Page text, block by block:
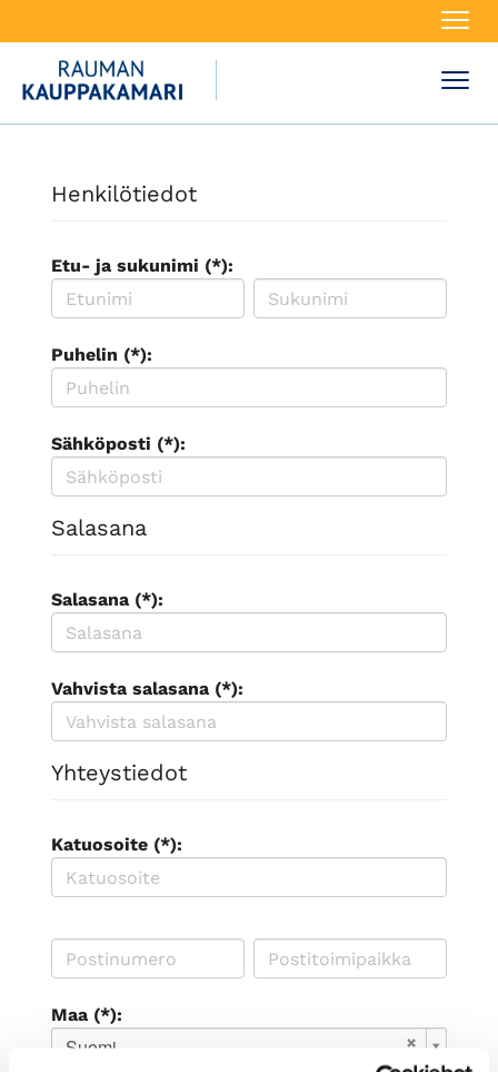
Henkilötiedot
Etu- ja sukunimi (*):
Puhelin (*):
Sähköposti (*):
Salasana
Salasana (*):
Vahvista salasana (*):
Yhteystiedot
Katuosoite (*):
Maa (*):
Suomi